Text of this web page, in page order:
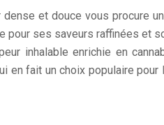
et douce vous procure
pour ses saveurs raffinées et
inhalable enrichie en
en fait un choix populaire pour